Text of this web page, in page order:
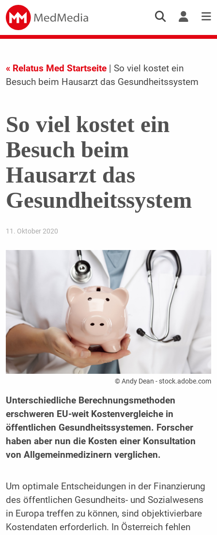
« Relatus Med Startseite| So viel kostet ein
Besuch beim Hausarzt das Gesundheitssystem
So viel kostet ein
Besuch beim
Hausarzt das
Gesundheitssystem
11. Oktober 2020
© Andy Dean - stock.adobe.com
Unterschiedliche Berechnungsmethoden
erschweren EU-weit Kostenvergleiche in
öffentlichen Gesundheitssystemen. Forscher
haben aber nun die Kosten einer Konsultation
von Allgemeinmedizinern verglichen.
Um optimale Entscheidungen in der Finanzierung
des öffentlichen Gesundheits- und Sozialwesens
in Europa treffen zu können, sind objektivierbare
Kostendaten erforderlich. In Österreich fehlen